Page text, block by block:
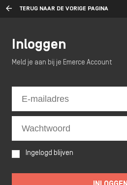
TERUG NAAR DE VORIGE PAGINA
Inloggen
Meld je aan bij je Emerce Account
Ingelogd blijven